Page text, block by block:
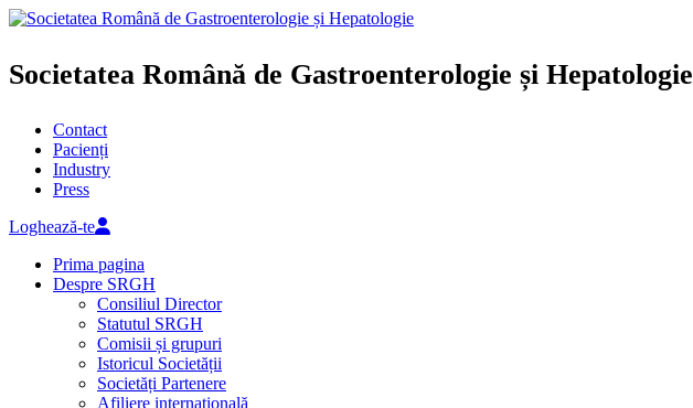
Societatea Română de Gastroenterologie și Hepatologie
Contact
Pacienți
Industry
Press
Loghează-te
Prima pagina
Despre SRGH
Consiliul Director
Statutul SRGH
Comisii și grupuri
Istoricul Societății
Societăți Partenere
Afiliere internațională